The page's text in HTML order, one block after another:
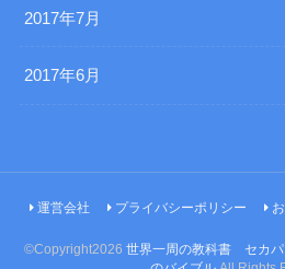
2017年7月
2017年6月
運営会社 プライバシーポリシー
©Copyright2026 世界一周の教科書 セカパ